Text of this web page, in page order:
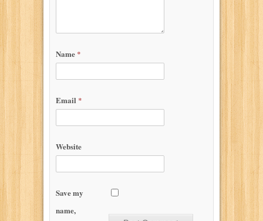
Name *
Email *
Website
Save my
name,